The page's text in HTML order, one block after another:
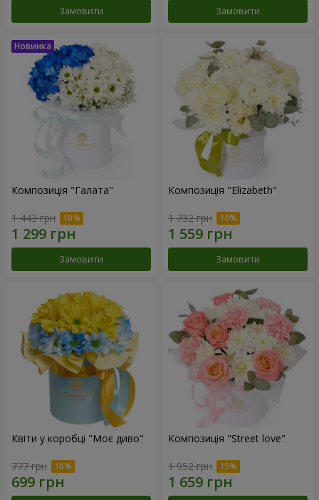
Замовити Замовити
Композиція "Галата"
1 443 грн
Замовити
Композиція "Elizabeth"
1 732 грн
Замовити
Квіти у коробці "Моє диво"
777 грн
Композиція "Street love"
1 952 грн